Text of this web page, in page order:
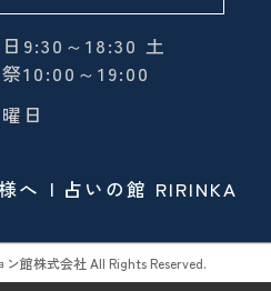
9:30～18:30 土
10:00～19:00
日
へ 占いの館 RIRINKA
館株式会社 All Rights Reserved.